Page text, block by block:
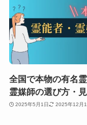
全国で本物の有名
霊媒師の選び方・
2025年5月1日 2025年12月